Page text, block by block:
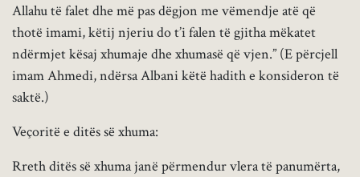
Allahu të falet dhe më pas dëgjon me vëmendje atë që
thotë imami, këtij njeriu do t’i falen të gjitha mëkatet
ndërmjet kësaj xhumaje dhe xhumasë që vjen.” (E përcjell
imam Ahmedi, ndërsa Albani këtë hadith e konsideron të
saktë.)
Veçoritë e ditës së xhuma:
Rreth ditës së xhuma janë përmendur vlera të panumërta,